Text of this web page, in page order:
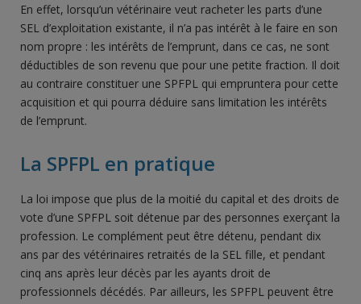
En effet, lorsqu’un vétérinaire veut racheter les parts d’une
SEL d’exploitation existante, il n’a pas intérêt à le faire en son
nom propre : les intérêts de l’emprunt, dans ce cas, ne sont
déductibles de son revenu que pour une petite fraction. Il doit
au contraire constituer une SPFPL qui empruntera pour cette
acquisition et qui pourra déduire sans limitation les intérêts
de l’emprunt.
La SPFPL en pratique
La loi impose que plus de la moitié du capital et des droits de
vote d’une SPFPL soit détenue par des personnes exerçant la
profession. Le complément peut être détenu, pendant dix
ans par des vétérinaires retraités de la SEL fille, et pendant
cinq ans après leur décès par les ayants droit de
professionnels décédés. Par ailleurs, les SPFPL peuvent être